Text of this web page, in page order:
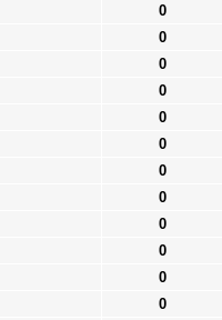
0
0
0
0
0
0
0
0
0
0
0
0